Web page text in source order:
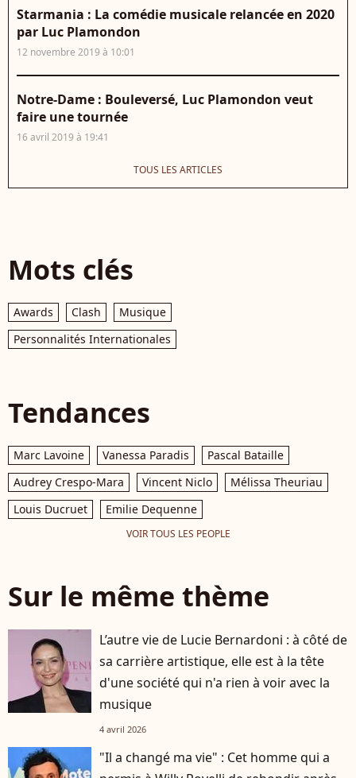
Starmania : La comédie musicale relancée en 2020
par Luc Plamondon
12 novembre 2019 à 10:01
Notre-Dame : Bouleversé, Luc Plamondon veut
faire une tournée
16 avril 2019 à 19:41
TOUS LES ARTICLES
Mots clés
Awards Clash
Musique
Personnalités Internationales
Tendances
Marc Lavoine Vanessa Paradis
Pascal Bataille
Audrey Crespo-Mara
Vincent Niclo
Mélissa Theuriau
Louis Ducruet
Emilie Dequenne
VOIR TOUS LES PEOPLE
Sur le même thème
L’autre vie de Lucie Bernardoni : à côté de
sa carrière artistique, elle est à la tête
d'une société qui n'a rien à voir avec la
musique
4 avril 2026
"Il a changé ma vie" : Cet homme qui a